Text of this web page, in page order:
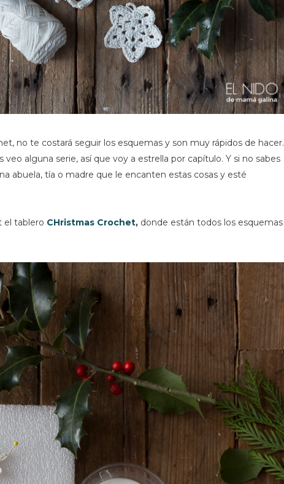
no te costará seguir los esquemas y son muy rápidos de hacer.
alguna serie, así que voy a estrella por capítulo. Y si no sabes
abuela, tía o madre que le encanten estas cosas y esté
el tablero CHristmas Crochet, donde están todos los esquemas